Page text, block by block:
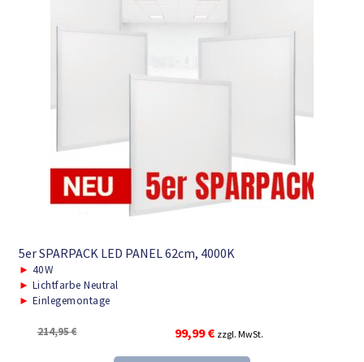
5er SPARPACK LED PANEL 62cm, 4000K
► 40W
► Lichtfarbe Neutral
► Einlegemontage
214,95€
Ursprünglicher
Preis
99,99€Aktueller
Preis
zzgl. MwSt.